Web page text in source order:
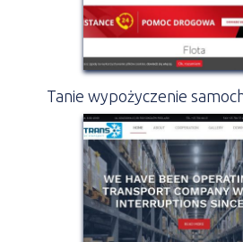
Tanie wypożyczenie